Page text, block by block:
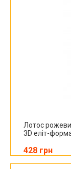
Лотос
3D еліт-
428 грн